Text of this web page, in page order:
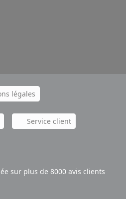
légales
Service client
sur plus de 8000 avis clients